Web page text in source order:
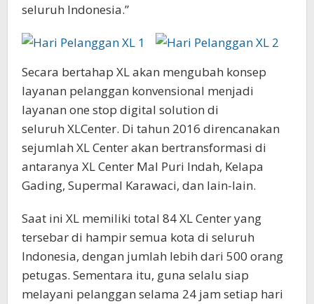
seluruh Indonesia.”
Secara bertahap XL akan mengubah konsep
layanan pelanggan konvensional menjadi
layanan one stop digital solution di
seluruh XLCenter. Di tahun 2016 direncanakan
sejumlah XL Center akan bertransformasi di
antaranya XL Center Mal Puri Indah, Kelapa
Gading, Supermal Karawaci, dan lain-lain.
Saat ini XL memiliki total 84 XL Center yang
tersebar di hampir semua kota di seluruh
Indonesia, dengan jumlah lebih dari 500 orang
petugas. Sementara itu, guna selalu siap
melayani pelanggan selama 24 jam setiap hari